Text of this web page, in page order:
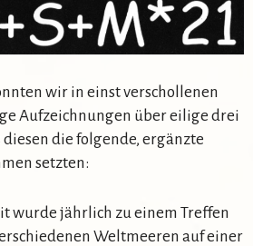
wir in einst verschollenen
Aufzeichnungen über eilige drei
die folgende, ergänzte
setzten:
wurde jährlich zu einem Treffen
Weltmeeren auf einer